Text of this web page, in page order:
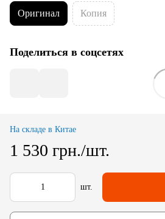
Оригинал Копия
Поделиться в соцсетях
На складе в Китае
1 530 грн./шт.
шт.